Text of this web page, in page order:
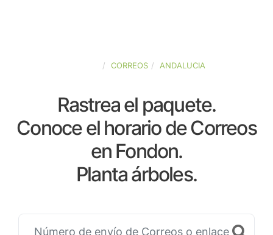
CORREOS ANDALUCIA
Rastrea el paquete.
Conoce el horario de Correos
en Fondon.
Planta árboles.